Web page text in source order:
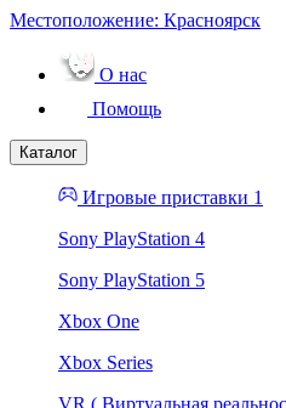
Местоположение: Красноярск
О нас
Помощь
Каталог
Игровые приставки 1
Sony PlayStation 4
Sony PlayStation 5
Xbox One
Xbox Series
VR ( Виртуальная